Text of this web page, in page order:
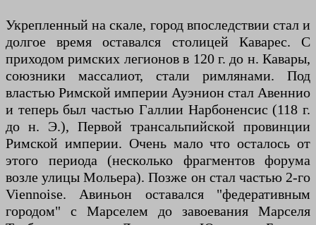
Укрепленный на скале, город впоследствии стал и
долгое время оставался столицей Каварес. С
приходом римских легионов в 120 г. до н. Кавары,
союзники массалиот, стали римлянами. Под
властью Римской империи Ауэнион стал Авеннио
и теперь был частью Галлии Нарбоненсис (118 г.
до н. Э.), Первой трансальпийской провинции
Римской империи. Очень мало что осталось от
этого периода (несколько фрагментов форума
возле улицы Мольера). Позже он стал частью 2-го
Viennoise. Авиньон оставался "федеративным
городом" с Марселем до завоевания Марселя